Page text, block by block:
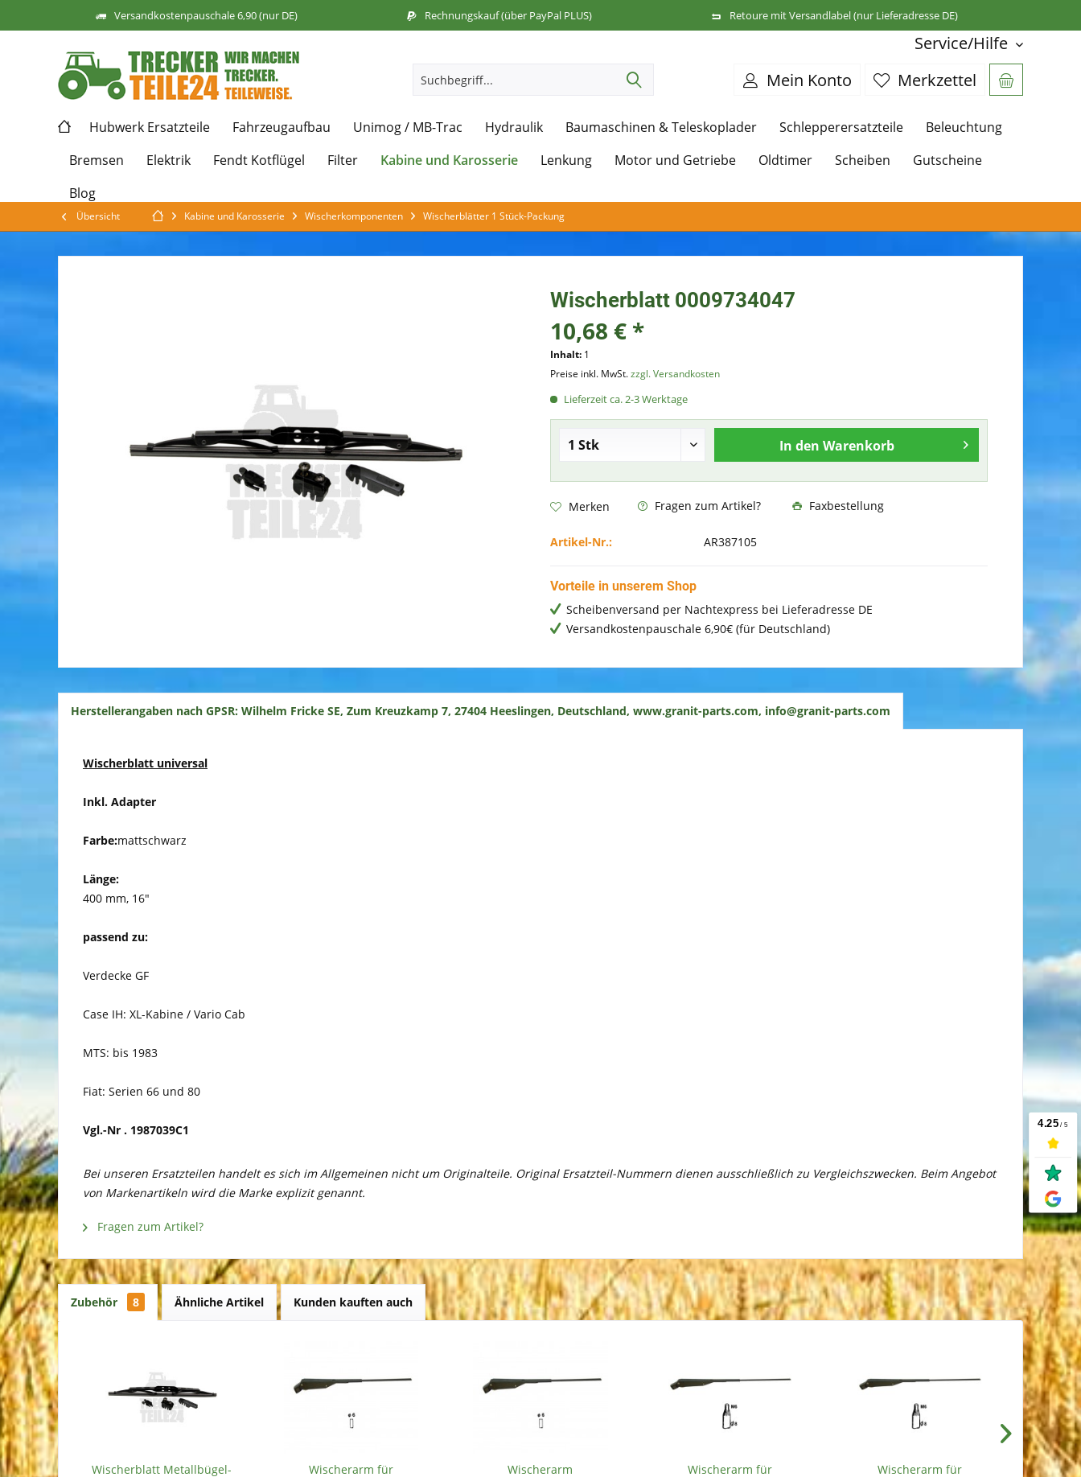
Versandkostenpauschale 6,90 (nur DE) Rechnungskauf (über PayPal PLUS) Retoure mit Versandlabel (nur Lieferadresse DE)
Service/Hilfe
Merkzettel
Mein Konto
Hubwerk Ersatzteile Fahrzeugaufbau Unimog / MB-Trac Hydraulik Baumaschinen & Teleskoplader Schlepperersatzteile
Beleuchtung
Bremsen
Elektrik Fendt Kotflügel Filter Kabine und Karosserie Lenkung Motor und Getriebe Oldtimer Scheiben
Gutscheine
Blog
Übersicht Kabine und Karosserie Wischerkomponenten Wischerblätter 1 Stück-Packung
Wischerblatt 0009734047
10,68 € *
Inhalt: 1
Preise inkl. MwSt.zzgl. Versandkosten
Lieferzeit ca. 2-3 Werktage
In den Warenkorb
Merken Fragen zum Artikel? Faxbestellung
Artikel-Nr.: AR387105
Vorteile in unserem Shop
Scheibenversand per Nachtexpress bei Lieferadresse DE
Versandkostenpauschale 6,90€ (für Deutschland)
Herstellerangaben nach GPSR: Wilhelm Fricke SE, Zum Kreuzkamp 7, 27404 Heeslingen, Deutschland, www.granit-parts.com, info@granit-parts.com
Wischerblatt universal
Inkl. Adapter
Farbe:mattschwarz
Länge:
400 mm, 16"
passend zu:
Verdecke GF
Case IH: XL-Kabine / Vario Cab
MTS: bis 1983
Fiat: Serien 66 und 80
Vgl.-Nr . 1987039C1
Bei unseren Ersatzteilen handelt es sich im Allgemeinen nicht um Originalteile. Original Ersatzteil-Nummern dienen ausschließlich zu Vergleichszwecken. Beim Angebot
von Markenartikeln wird die Marke explizit genannt.
Fragen zum Artikel?
Zubehör 8 Ähnliche Artikel Kunden kauften auch
Wischerblatt Metallbügel-
Wischerarm für
Wischerarm
Wischerarm für
Wischerarm für